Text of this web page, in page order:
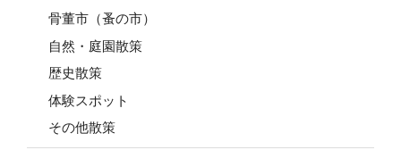
骨董市（蚤の市）
自然・庭園散策
歴史散策
体験スポット
その他散策